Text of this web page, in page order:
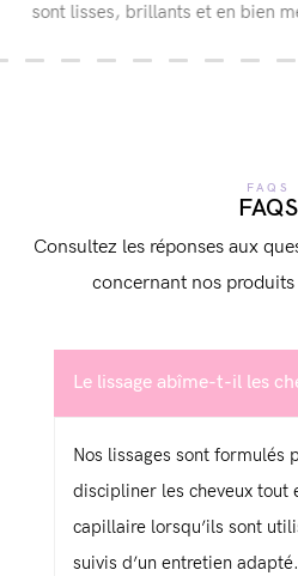
mes cheveux très frisés. La
FAQS
FAQS
Consultez les réponses aux
concernant nos
Le lissage abîme-t-il les
Nos lissages sont formulés
discipliner les cheveux tout
capillaire lorsqu’ils sont
suivis d’un entretien adapté.